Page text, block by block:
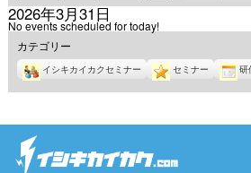
2026年3月31日
No events scheduled for today!
カテゴリー
イシキカイカクセミナー セミナー 研